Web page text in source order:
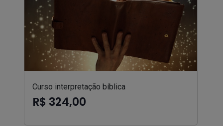
Curso interpretação bíblica
R$ 324,00